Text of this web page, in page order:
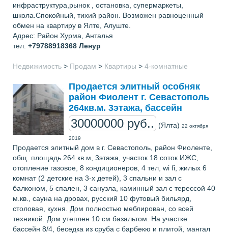
инфраструктура,рынок , остановка, супермаркеты,
школа.Спокойный, тихий район. Возможен равноценный
обмен на квартиру в Ялте, Алуште.
Адрес: Район Хурма, Анталья
тел. +79788918368 Ленур
Недвижимость > Продам > Квартиры > 4-комнатные
Продается элитный особняк
район Фиолент г. Севастополь
264кв.м. 3этажа, бассейн
30000000 руб.. (Ялта) 22 октября
2019
Продается элитный дом в г. Севастополь, район Фиоленте,
общ. площадь 264 кв.м, 3этажа, участок 18 соток ИЖС,
отопление газовое, 8 кондиционеров, 4 тел, wi fi, жилых 6
комнат (2 детские на 3-х детей), 3 спальни и зал с
балконом, 5 спален, 3 санузла, каминный зал с терессой 40
м.кв., сауна на дровах, русский 10 футовый бильярд,
столовая, кухня. Дом полностью меблирован, со всей
техникой. Дом утеплен 10 см базальтом. На участке
бассейн 8/4, беседка из сруба с барбекю и плитой, мангал